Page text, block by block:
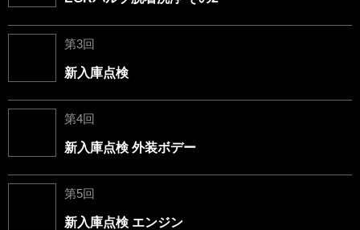
第3回
新入庫点検
第4回
新入庫点検 外装ボデー
第5回
新入庫点検 エンジン